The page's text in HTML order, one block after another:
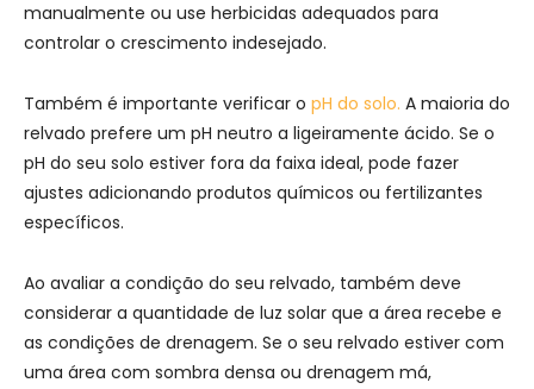
manualmente ou use herbicidas adequados para
controlar o crescimento indesejado.
Também é importante verificar o pH do solo. A maioria do
relvado prefere um pH neutro a ligeiramente ácido. Se o
pH do seu solo estiver fora da faixa ideal, pode fazer
ajustes adicionando produtos químicos ou fertilizantes
específicos.
Ao avaliar a condição do seu relvado, também deve
considerar a quantidade de luz solar que a área recebe e
as condições de drenagem. Se o seu relvado estiver com
uma área com sombra densa ou drenagem má,